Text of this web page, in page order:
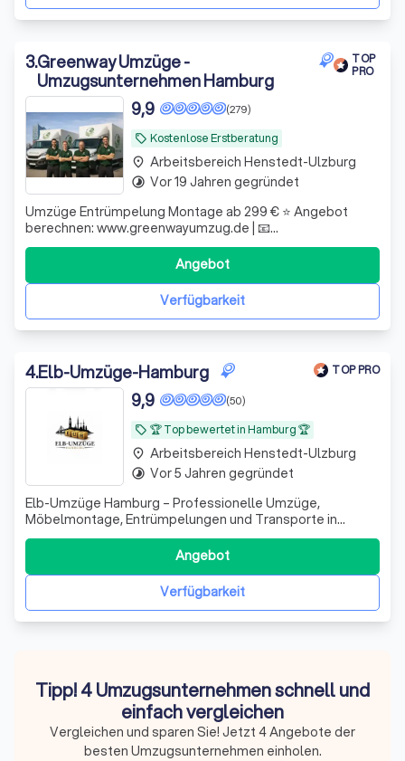
3.Greenway Umzüge -
Umzugsunternehmen Hamburg
TOP
PRO
local_offer Kostenlose Erstberatung
(279)
9,9
Umzüge Entrümpelung Montage ab 299 € ⭐️ Angebot
berechnen: www.greenwayumzug.de | 📧
info@greenwayumzug.de | Ihr Ansprechpartner ganze
Metropolregion Hamburg, Schleswig-Holstein & ganz
Deutschland
Verfügbarkeit
Angebot
place Arbeitsbereich Henstedt-Ulzburg
timelapse Vor 19 Jahren gegründet
4.Elb-Umzüge-Hamburg TOP PRO
local_offer 🏆 Top bewertet in Hamburg 🏆
(50)
9,9
Elb-Umzüge Hamburg – Professionelle Umzüge,
Möbelmontage, Entrümpelungen und Transporte in
Hamburg. Faire Preise, erfahrenes Team, stressfrei
Besichtigung
Verfügbarkeit
Angebot
place Arbeitsbereich Henstedt-Ulzburg
timelapse Vor 5 Jahren gegründet
Tipp! 4 Umzugsunternehmen schnell und
einfach vergleichen
Vergleichen und sparen Sie! Jetzt 4 Angebote der
besten Umzugsunternehmen einholen.